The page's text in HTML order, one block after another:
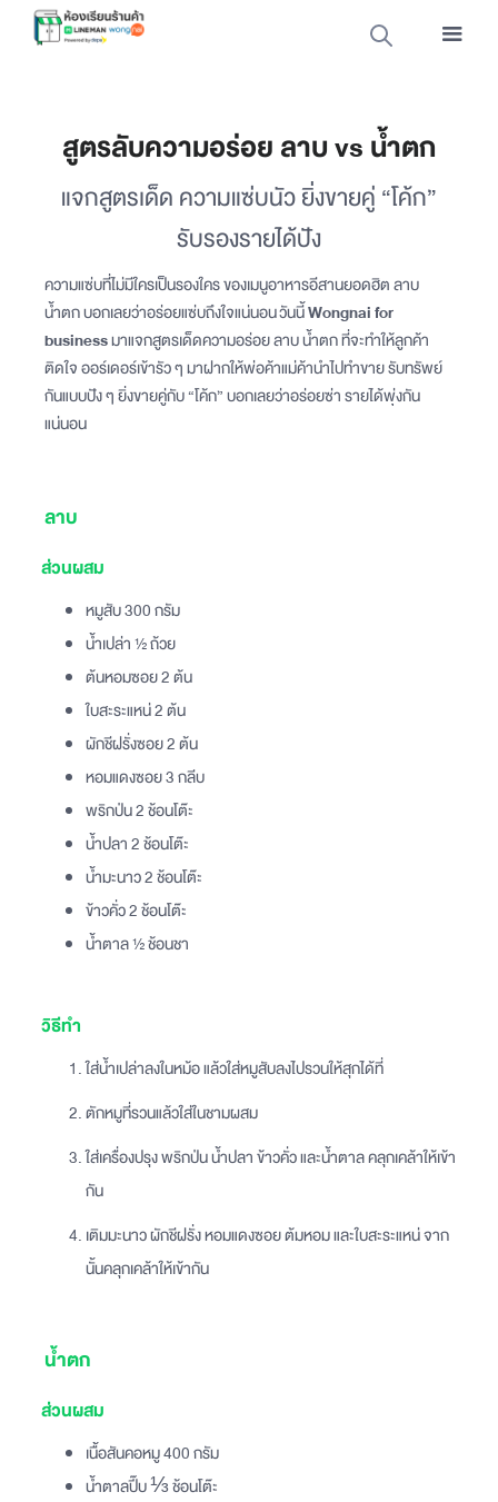
สูตรลับความอร่อย ลาบ vs น้ำตก
แจกสูตรเด็ด ความแซ่บนัว ยิ่งขายคู่ “โค้ก”
รับรองรายได้ปัง
ความแซ่บที่ไม่มีใครเป็นรองใคร ของเมนูอาหารอีสานยอดฮิต ลาบ
น้ำตก บอกเลยว่าอร่อยแซ่บถึงใจแน่นอน วันนี้Wongnai for
businessมาแจกสูตรเด็ดความอร่อย ลาบ น้ำตก ที่จะทำให้ลูกค้า
ติดใจ ออร์เดอร์เข้ารัว ๆ มาฝากให้พ่อค้าแม่ค้านำไปทำขาย รับทรัพย์
กันแบบปัง ๆ ยิ่งขายคู่กับ “โค้ก” บอกเลยว่าอร่อยซ่า รายได้พุ่งกัน
แน่นอน
ลาบ
ส่วนผสม
หมูสับ 300 กรัม
น้ำเปล่า ½ ถ้วย
ต้นหอมซอย 2 ต้น
ใบสะระแหน่ 2 ต้น
ผักชีฝรั่งซอย 2 ต้น
หอมแดงซอย 3 กลีบ
พริกป่น 2 ช้อนโต๊ะ
น้ำปลา 2 ช้อนโต๊ะ
น้ำมะนาว 2 ช้อนโต๊ะ
ข้าวคั่ว 2 ช้อนโต๊ะ
น้ำตาล ½ ช้อนชา
วิธีทำ
ใส่น้ำเปล่าลงในหม้อ แล้วใส่หมูสับลงไปรวนให้สุกได้ที่
ตักหมูที่รวนแล้วใส่ในชามผสม
ใส่เครื่องปรุง พริกป่น น้ำปลา ข้าวคั่ว และน้ำตาล คลุกเคล้าให้เข้า
กัน
เติมมะนาว ผักชีฝรั่ง หอมแดงซอย ต้มหอม และใบสะระแหน่ จาก
นั้นคลุกเคล้าให้เข้ากัน
น้ำตก
ส่วนผสม
เนื้อสันคอหมู 400 กรัม
น้ำตาลปี๊บ ⅓ ช้อนโต๊ะ